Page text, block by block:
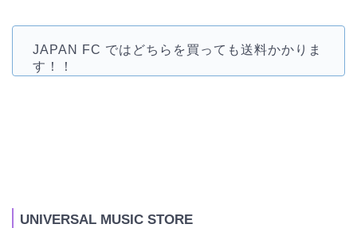
JAPAN FC ではどちらを買っても送料かかりま
す！！
UNIVERSAL MUSIC STORE